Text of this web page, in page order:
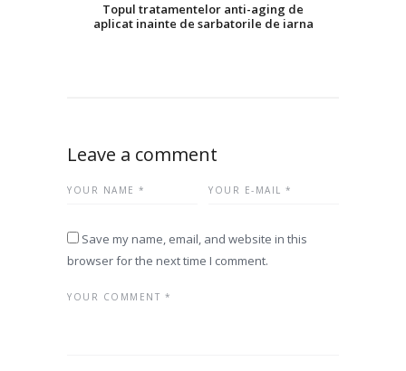
Topul tratamentelor anti-aging de
aplicat inainte de sarbatorile de iarna
Leave a comment
Save my name, email, and website in this
browser for the next time I comment.